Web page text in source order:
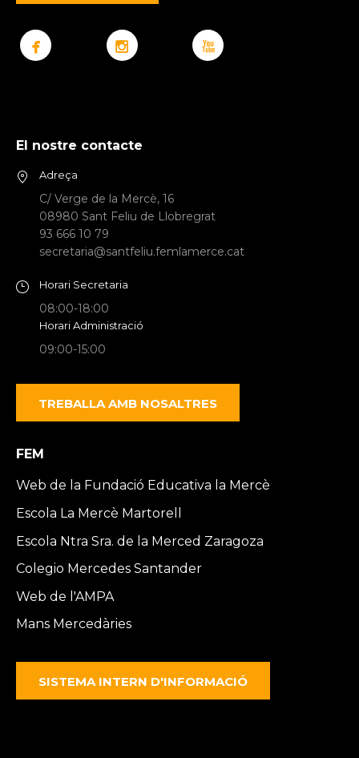
El nostre contacte
Adreça
C/ Verge de la Mercè, 16
08980 Sant Feliu de Llobregrat
93 666 10 79
secretaria@santfeliu.femlamerce.cat
Horari Secretaria
08:00-18:00
Horari Administració
09:00-15:00
TREBALLA AMB NOSALTRES
FEM
Web de la Fundació Educativa la Mercè
Escola La Mercè Martorell
Escola Ntra Sra. de la Merced Zaragoza
Colegio Mercedes Santander
Web de l'AMPA
Mans Mercedàries
SISTEMA INTERN D'INFORMACIÓ